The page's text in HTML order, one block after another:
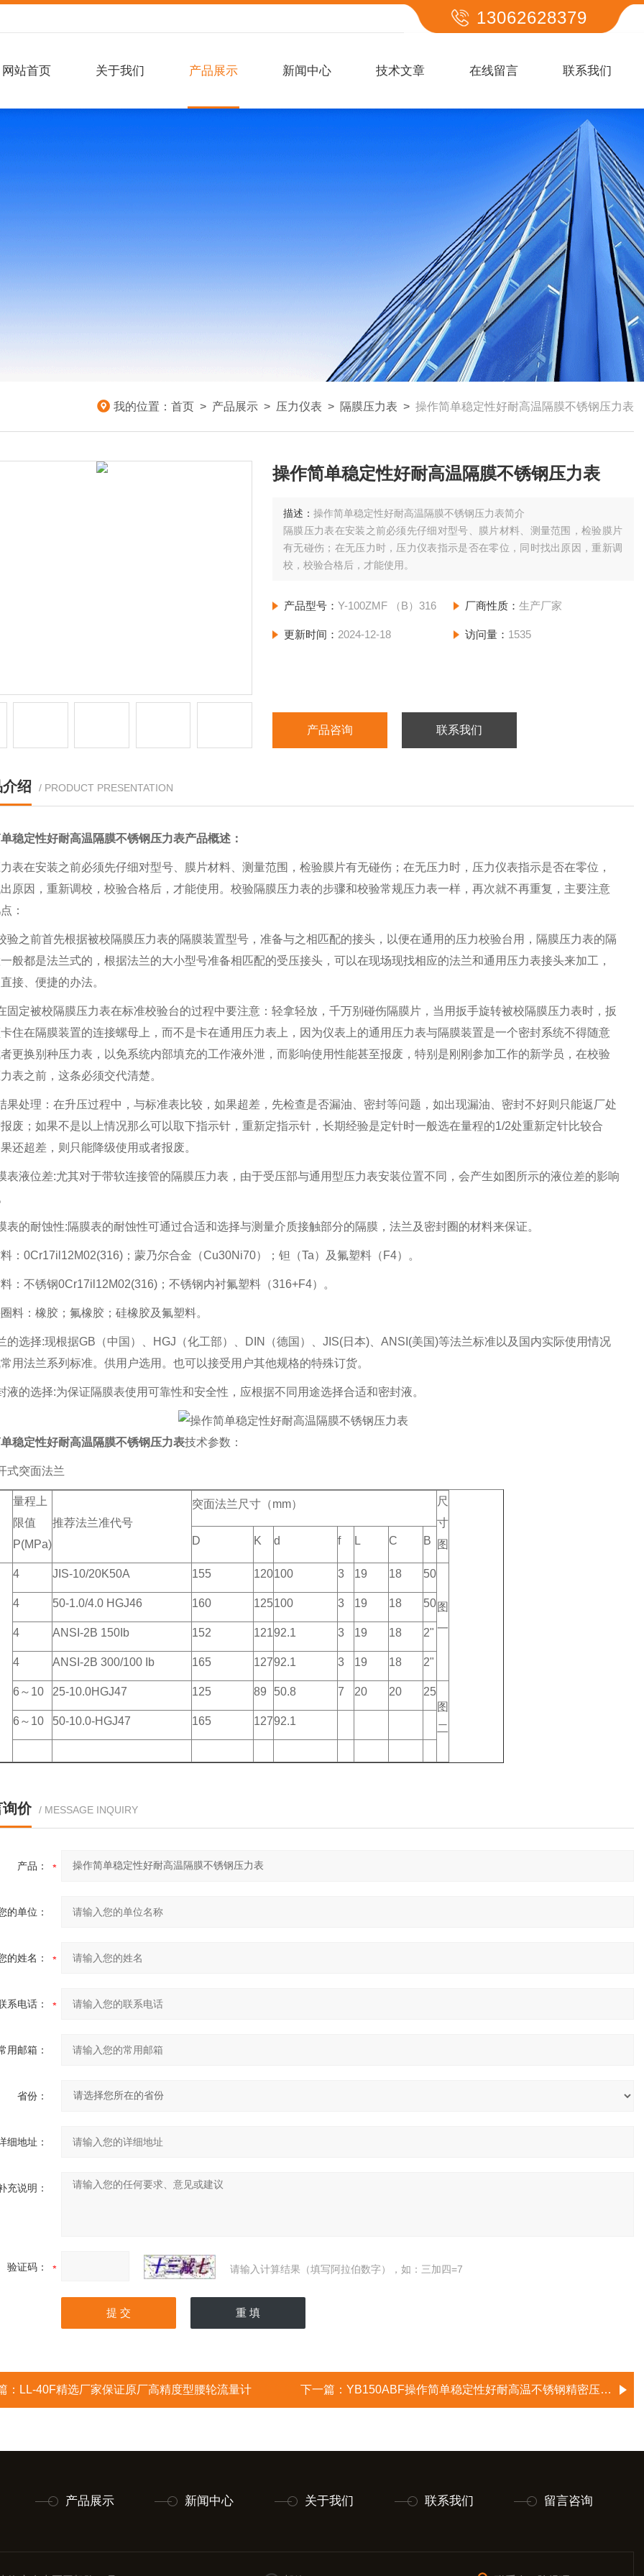
13062628379
网站首页 关于我们 产品展示 新闻中心 技术文章 在线留言 联系我们
我的位置： 首页 > 产品展示 > 压力仪表 > 隔膜压力表 > 操作简单稳定性好耐高温隔膜不锈钢压力表
操作简单稳定性好耐高温隔膜不锈钢压力表
描述：操作简单稳定性好耐高温隔膜不锈钢压力表简介
隔膜压力表在安装之前必须先仔细对型号、膜片材料、测量范围，检验膜片
有无碰伤；在无压力时，压力仪表指示是否在零位，同时找出原因，重新调
校，校验合格后，才能使用。
产品型号：Y-100ZMF （B）316 厂商性质： 生产厂家
更新时间： 2024-12-18 访问量： 1535
产品咨询 联系我们
绍 / PRODUCT PRESENTATION
稳定性好耐高温隔膜不锈钢压力表产品概述：
表在安装之前必须先仔细对型号、膜片材料、测量范围，检验膜片有无碰伤；在无压力时，压力仪表指示是否在零位，
原因，重新调校，校验合格后，才能使用。校验隔膜压力表的步骤和校验常规压力表一样，再次就不再重复，主要注意
：
验之前首先根据被校隔膜压力表的隔膜装置型号，准备与之相匹配的接头，以便在通用的压力校验台用，隔膜压力表的隔
般都是法兰式的，根据法兰的大小型号准备相匹配的受压接头，可以在现场现找相应的法兰和通用压力表接头来加工，
接、便捷的办法。
固定被校隔膜压力表在标准校验台的过程中要注意：轻拿轻放，千万别碰伤隔膜片，当用扳手旋转被校隔膜压力表时，扳
住在隔膜装置的连接螺母上，而不是卡在通用压力表上，因为仪表上的通用压力表与隔膜装置是一个密封系统不得随意
更换别种压力表，以免系统内部填充的工作液外泄，而影响使用性能甚至报废，特别是刚刚参加工作的新学员，在校验
表之前，这条必须交代清楚。
果处理：在升压过程中，与标准表比较，如果超差，先检查是否漏油、密封等问题，如出现漏油、密封不好则只能返厂处
废；如果不是以上情况那么可以取下指示针，重新定指示针，长期经验是定针时一般选在量程的1/2处重新定针比较合
还超差，则只能降级使用或者报废。
表液位差:尤其对于带软连接管的隔膜压力表，由于受压部与通用型压力表安装位置不同，会产生如图所示的液位差的影响
表的耐蚀性:隔膜表的耐蚀性可通过合适和选择与测量介质接触部分的隔膜，法兰及密封圈的材料来保证。
：0Cr17il12M02(316)；蒙乃尔合金（Cu30Ni70）；钽（Ta）及氟塑料（F4）。
：不锈钢0Cr17il12M02(316)；不锈钢内衬氟塑料（316+F4）。
料：橡胶；氟橡胶；硅橡胶及氟塑料。
的选择:现根据GB（中国）、HGJ（化工部）、DIN（德国）、JIS(日本)、ANSI(美国)等法兰标准以及国内实际使用情况
用法兰系列标准。供用户选用。也可以接受用户其他规格的特殊订货。
液的选择:为保证隔膜表使用可靠性和安全性，应根据不同用途选择合适和密封液。
稳定性好耐高温隔膜不锈钢压力表技术参数：
式突面法兰
量程上
限值
P(MPa)
推荐法兰准代号
突面法兰尺寸（mm）
尺
寸
图
D K d f L C B
4 JIS-10/20K50A 155 120100 3 19 18 50
图
一
4 50-1.0/4.0 HGJ46 160 125100 3 19 18 50
4 ANSI-2B 150Ib 152 12192.1 3 19 18 2"
4 ANSI-2B 300/100 Ib 165 12792.1 3 19 18 2"
6～10 25-10.0HGJ47 125 89 50.8 7 20 20
25
图
二
6～10 50-10.0-HGJ47 165 12792.1
询价 / MESSAGE INQUIRY
产品：
的单位：
的姓名：
系电话：
用邮箱：
省份：
细地址：
充说明：
验证码： 请输入计算结果（填写阿拉伯数字），如：三加四=7
： LL-40F精选厂家保证原厂高精度型腰轮流量计 下一篇： YB150ABF操作简单稳定性好耐高温不锈钢精密压力表
产品展示 新闻中心 关于我们 联系我们 留言咨询